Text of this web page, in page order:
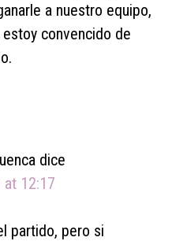
a nuestro equipo,
convencido de
dice
12:17
partido, pero si